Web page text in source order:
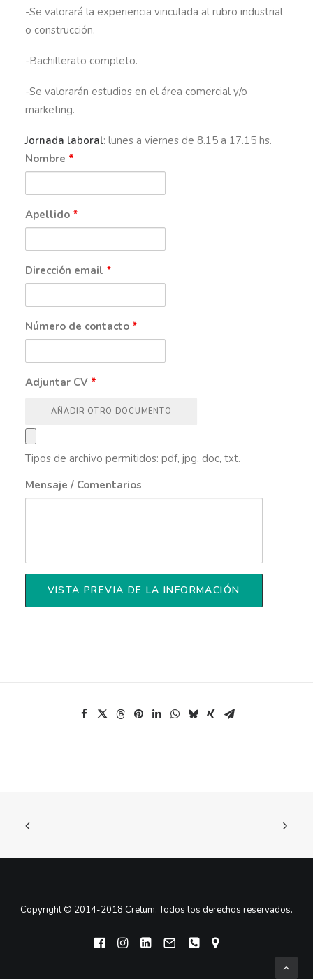
-Se valorará la experiencia vinculada al rubro industrial
o construcción.
-Bachillerato completo.
-Se valorarán estudios en el área comercial y/o
marketing.
Jornada laboral: lunes a viernes de 8.15 a 17.15 hs.
Nombre *
Apellido *
Dirección email *
Número de contacto *
Adjuntar CV *
AÑADIR OTRO DOCUMENTO
Tipos de archivo permitidos: pdf, jpg, doc, txt.
Mensaje / Comentarios
Copyright © 2014-2018 Cretum. Todos los derechos reservados.